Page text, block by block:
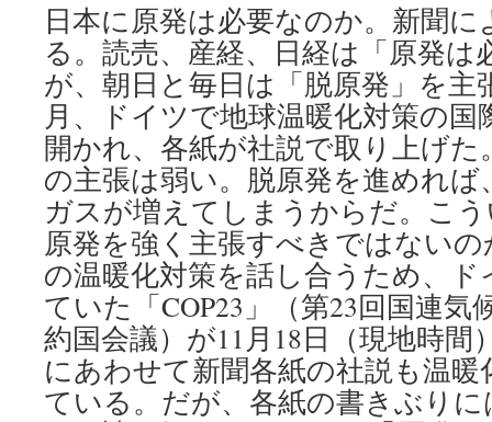
日本に原発は必要なのか。新聞
る。読売、産経、日経は「原発は
が、朝日と毎日は「脱原発」を主
月、ドイツで地球温暖化対策の国
開かれ、各紙が社説で取り上げ
の主張は弱い。脱原発を進めれば
ガスが増えてしまうからだ。こ
原発を強く主張すべきではない
の温暖化対策を話し合うため、
ていた「COP23」（第23回国連気
約国会議）が11月18日（現地時間
にあわせて新聞各紙の社説も温
ている。だが、各紙の書きぶり